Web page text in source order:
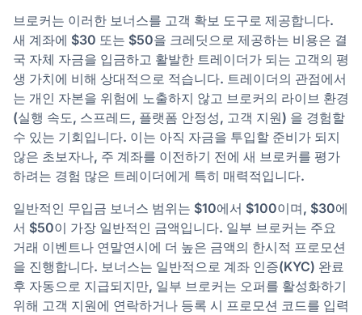
브로커는 이러한 보너스를 고객 확보 도구로 제공합니다.
새 계좌에 $30 또는 $50을 크레딧으로 제공하는 비용은 결
국 자체 자금을 입금하고 활발한 트레이더가 되는 고객의 평
생 가치에 비해 상대적으로 적습니다. 트레이더의 관점에서
는 개인 자본을 위험에 노출하지 않고 브로커의 라이브 환경
(실행 속도, 스프레드, 플랫폼 안정성, 고객 지원) 을 경험할
수 있는 기회입니다. 이는 아직 자금을 투입할 준비가 되지
않은 초보자나, 주 계좌를 이전하기 전에 새 브로커를 평가
하려는 경험 많은 트레이더에게 특히 매력적입니다.
일반적인 무입금 보너스 범위는 $10에서 $100이며, $30에
서 $50이 가장 일반적인 금액입니다. 일부 브로커는 주요
거래 이벤트나 연말연시에 더 높은 금액의 한시적 프로모션
을 진행합니다. 보너스는 일반적으로 계좌 인증(KYC) 완료
후 자동으로 지급되지만, 일부 브로커는 오퍼를 활성화하기
위해 고객 지원에 연락하거나 등록 시 프로모션 코드를 입력